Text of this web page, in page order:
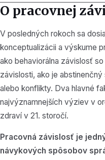
O pracovnej
V posledných rokoch sa
konceptualizácii a výskume
ako behaviorálna závislosť
závislosti, ako je
alebo konflikty. Dva hlavné
najvýznamnejších výziev v
zdraví v 21. storočí.
Pracovná závislosť je
návykových spôsobov